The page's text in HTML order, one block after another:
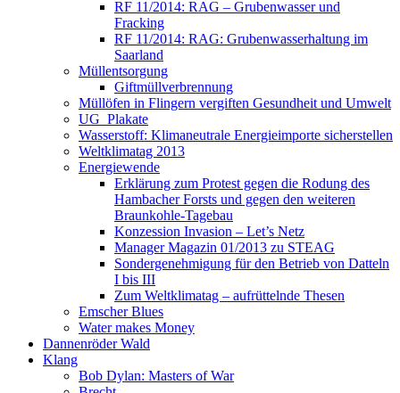
RF 11/2014: RAG – Grubenwasser und
Fracking
RF 11/2014: RAG: Grubenwasserhaltung im
Saarland
Müllentsorgung
Giftmüllverbrennung
Müllöfen in Flingern vergiften Gesundheit und Umwelt
UG_Plakate
Wasserstoff: Klimaneutrale Energieimporte sicherstellen
Weltklimatag 2013
Energiewende
Erklärung zum Protest gegen die Rodung des
Hambacher Forsts und gegen den weiteren
Braunkohle-Tagebau
Konzession Invasion – Let’s Netz
Manager Magazin 01/2013 zu STEAG
Sondergenehmigung für den Betrieb von Datteln
I bis III
Zum Weltklimatag – aufrüttelnde Thesen
Emscher Blues
Water makes Money
Dannenröder Wald
Klang
Bob Dylan: Masters of War